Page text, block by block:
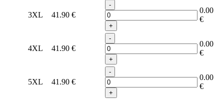
3XL 41.90 €
-
+
0.00
€
4XL 41.90 €
-
+
0.00
€
5XL 41.90 €
-
+
0.00
€